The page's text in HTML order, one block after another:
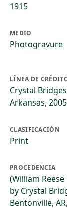
1915
MEDIO
Photogravure
LÍNEA DE
Crystal
Arkansas,
CLASIFICACIÓN
Print
PROCEDENCIA
(William
by Crystal
Bentonville,